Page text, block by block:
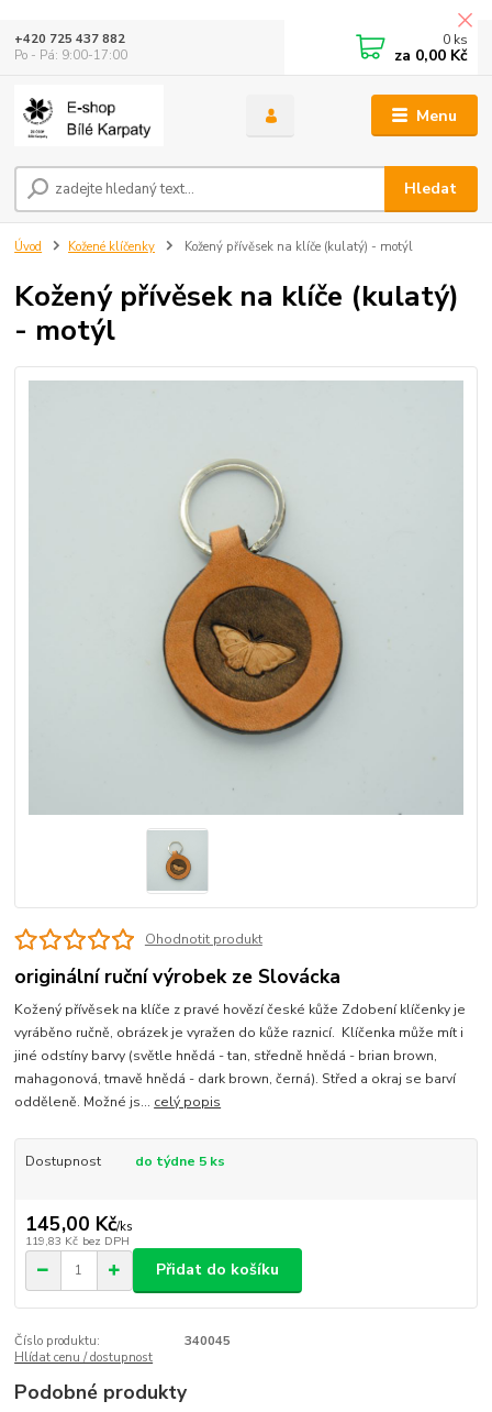
Menu
Hledat
+420 725 437 882
Po - Pá: 9:00-17:00
0 ks
za 0,00 Kč
Úvod Kožené klíčenky Kožený přívěsek na klíče (kulatý) - motýl
Kožený přívěsek na klíče (kulatý)
- motýl
Ohodnotit produkt
originální ruční výrobek ze Slovácka
Kožený přívěsek na klíče z pravé hovězí české kůže Zdobení klíčenky je
vyráběno ručně, obrázek je vyražen do kůže raznicí. Klíčenka může mít i
jiné odstíny barvy (světle hnědá - tan, středně hnědá - brian brown,
mahagonová, tmavě hnědá - dark brown, černá). Střed a okraj se barví
odděleně. Možné js... celý popis
Dostupnost do týdne 5 ks
145,00 Kč/ks
119,83 Kč bez DPH
Přidat do košíku
Číslo produktu:
340045
Hlídat cenu / dostupnost
Podobné produkty